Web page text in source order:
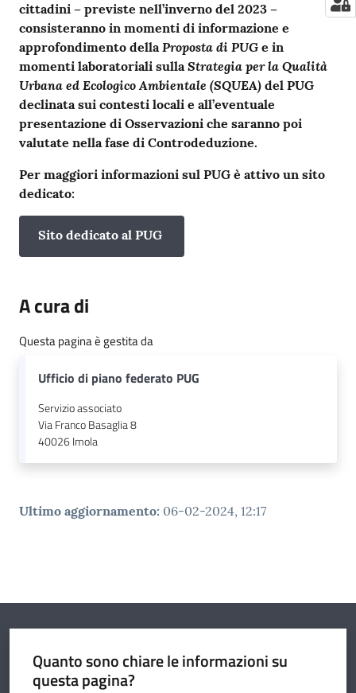
cittadini – previste nell’inverno del 2023 –
consisteranno in momenti di informazione e
approfondimento della Proposta di PUG e in
momenti laboratoriali sulla Strategia per la Qualità
Urbana ed Ecologico Ambientale (SQUEA) del PUG
declinata sui contesti locali e all’eventuale
presentazione di Osservazioni che saranno poi
valutate nella fase di Controdeduzione.
Per maggiori informazioni sul PUG è attivo un sito
dedicato:
Sito dedicato al PUG
A cura di
Questa pagina è gestita da
Ufficio di piano federato PUG
Servizio associato
Via Franco Basaglia 8
40026Imola
Ultimo aggiornamento: 06-02-2024, 12:17
Quanto sono chiare le informazioni su
questa pagina?